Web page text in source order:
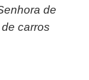
de
carros